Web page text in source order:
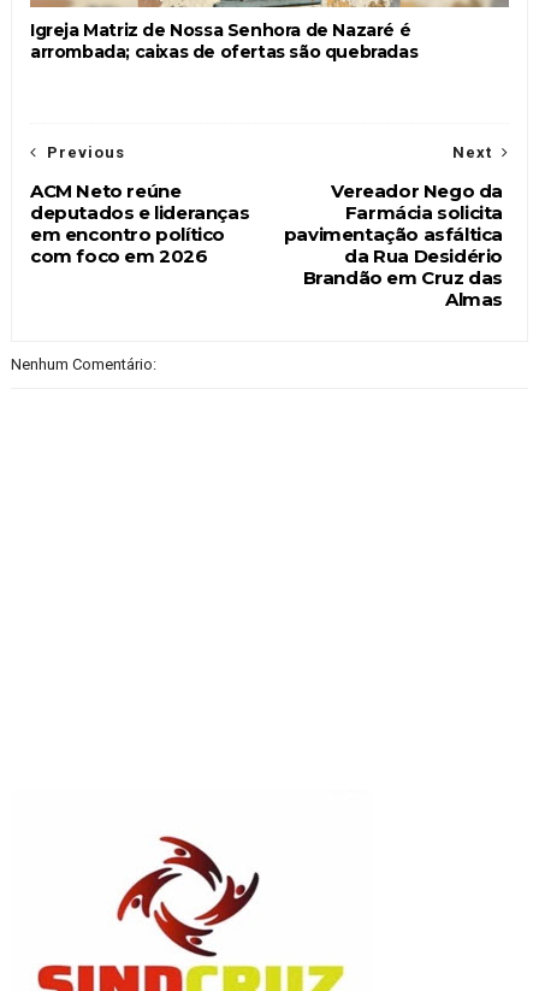
Igreja Matriz de Nossa Senhora de Nazaré é
arrombada; caixas de ofertas são quebradas
Next
Vereador Nego da
Farmácia solicita
pavimentação asfáltica
da Rua Desidério
Brandão em Cruz das
Almas
Previous
ACM Neto reúne
deputados e lideranças
em encontro político
com foco em 2026
Nenhum Comentário: